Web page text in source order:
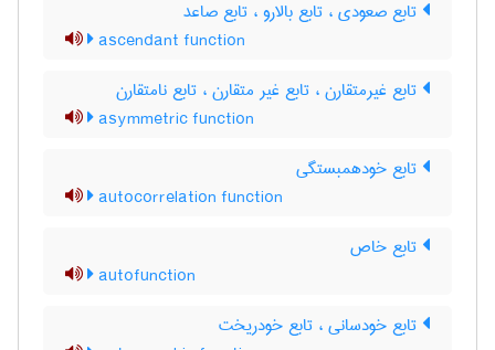
تابع صعودی ، تابع بالارو ، تابع صاعد
ascendant function
تابع غیرمتقارن ، تابع غیر متقارن ، تابع نامتقارن
asymmetric function
تابع خودهمبستگی
autocorrelation function
تابع خاص
autofunction
تابع خودسانی ، تابع خودریخت